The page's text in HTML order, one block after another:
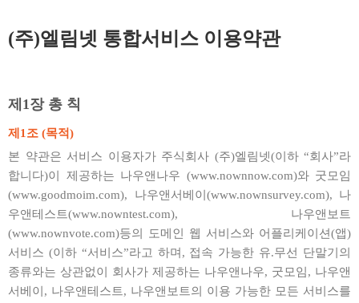
(주)엘림넷 통합서비스 이용약관
제1장 총 칙
제1조 (목적)
본 약관은 서비스 이용자가 주식회사 (주)엘림넷(이하 “회사”라
합니다)이 제공하는 나우앤나우 (www.nownnow.com)와 굿모임
(www.goodmoim.com), 나우앤서베이(www.nownsurvey.com), 나
우앤테스트(www.nowntest.com), 나우앤보트
(www.nownvote.com)등의 도메인 웹 서비스와 어플리케이션(앱)
서비스 (이하 “서비스”라고 하며, 접속 가능한 유.무선 단말기의
종류와는 상관없이 회사가 제공하는 나우앤나우, 굿모임, 나우앤
서베이, 나우앤테스트, 나우앤보트의 이용 가능한 모든 서비스를